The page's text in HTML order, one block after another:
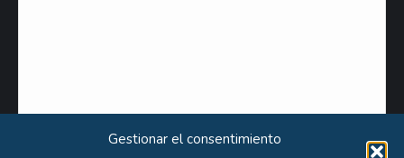
Gestionar el consentimiento